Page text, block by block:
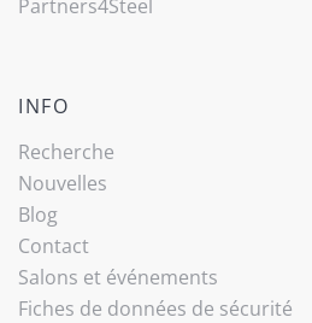
Partners4Steel
INFO
Recherche
Nouvelles
Blog
Contact
Salons et événements
Fiches de données de sécurité